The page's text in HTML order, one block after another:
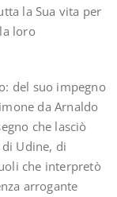
la Sua vita per
loro
del suo impegno
da Arnaldo
che lasciò
Udine, di
che interpretò
arrogante